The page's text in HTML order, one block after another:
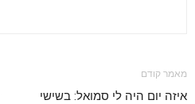
מאמר קודם
איזה יום היה לי סמואל: בשישי